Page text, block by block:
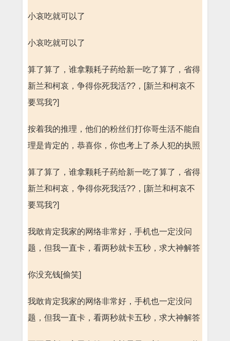
小哀吃就可以了
小哀吃就可以了
算了算了，谁拿颗耗子药给新一吃了算了，省得
新兰和柯哀，争得你死我活??，[新兰和柯哀不
要骂我?]
按着我的推理，他们的粉丝们打你哥生活不能自
理是肯定的，恭喜你，你也考上了杀人犯的执照
算了算了，谁拿颗耗子药给新一吃了算了，省得
新兰和柯哀，争得你死我活??，[新兰和柯哀不
要骂我?]
我敢肯定我家的网络非常好，手机也一定没问
题，但我一直卡，看两秒就卡五秒，求大神解答
你没充钱[偷笑]
我敢肯定我家的网络非常好，手机也一定没问
题，但我一直卡，看两秒就卡五秒，求大神解答